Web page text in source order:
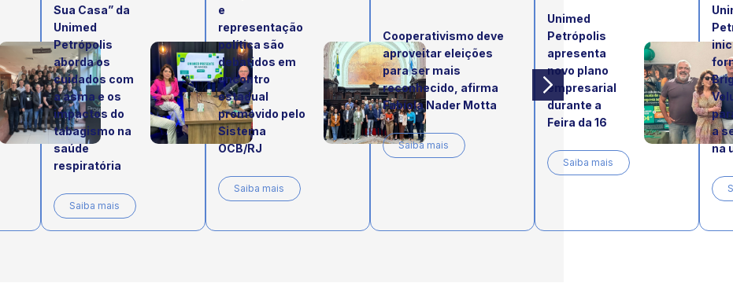
Sua Casa” da
Unimed
Petrópolis
aborda os
cuidados com
a asma e os
impactos do
tabagismo na
saúde
respiratória
Saiba mais
e
representação
política são
debatidos em
encontro
estadual
promovido pelo
Sistema
OCB/RJ
Saiba mais
Cooperativismo deve
aproveitar eleições
para ser mais
reconhecido, afirma
Fabíola Nader Motta
Saiba mais
Unimed
Petrópolis
apresenta
novo plano
empresarial
durante a
Feira da 16
Saiba mais
a
na